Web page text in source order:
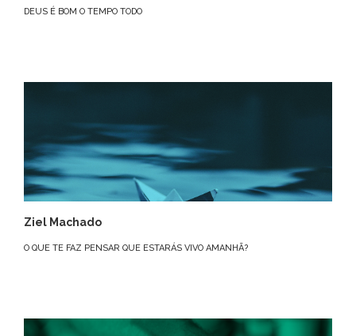
DEUS É BOM O TEMPO TODO
Ziel Machado
O QUE TE FAZ PENSAR QUE ESTARÁS VIVO AMANHÃ?